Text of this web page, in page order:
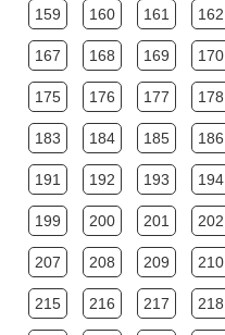
159 160 161 162
167 168 169 170
175 176 177 178
183 184 185 186
191 192 193 194
199 200 201 202
207 208 209 210
215 216 217 218